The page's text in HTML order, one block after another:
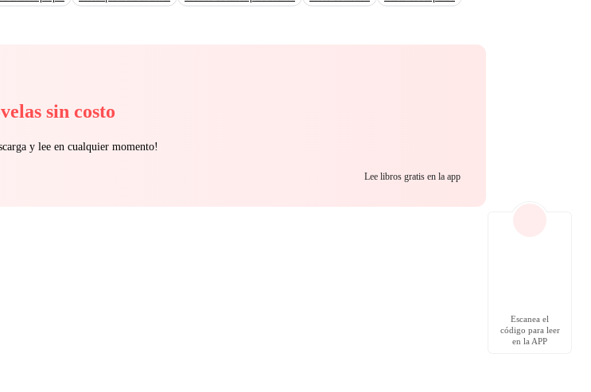
sin costo
y lee en cualquier momento!
Lee libros gratis en la app
Escanea el
código para leer
en la APP